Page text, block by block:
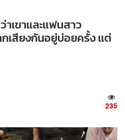
าเขาและแฟนสาว
เสียงกันอยู่บ่อยครั้ง แต่
235